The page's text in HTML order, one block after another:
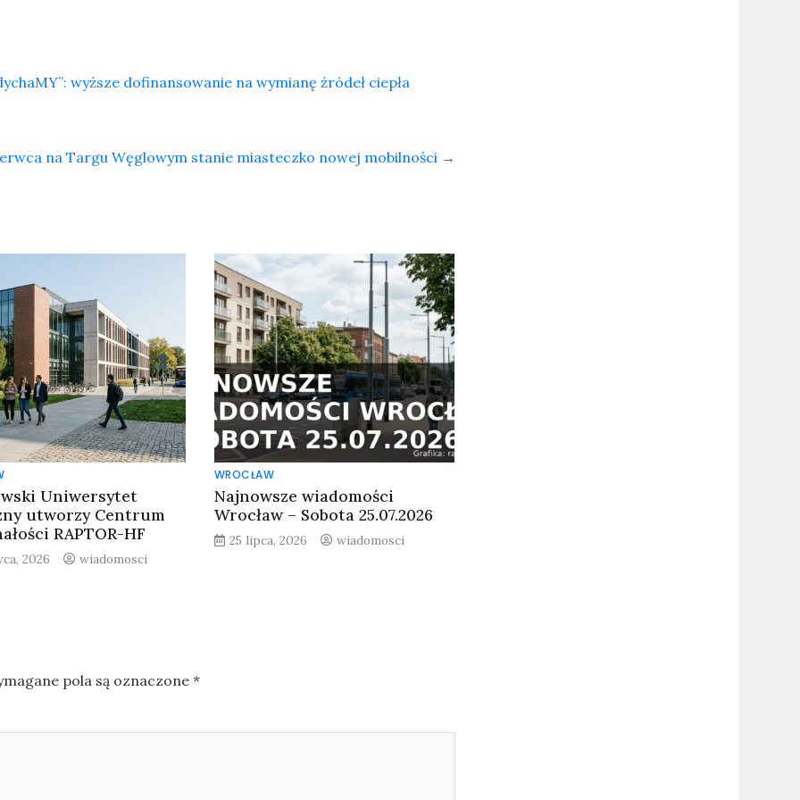
wyższe dofinansowanie na wymianę źródeł ciepła
na Targu Węglowym stanie miasteczko nowej mobilności →
Uniwersytet
utworzy Centrum
RAPTOR-HF
2026 wiadomosci
WROCŁAW
Najnowsze wiadomości
Wrocław – Sobota 25.07.2026
25 lipca, 2026 wiadomosci
pola są oznaczone*